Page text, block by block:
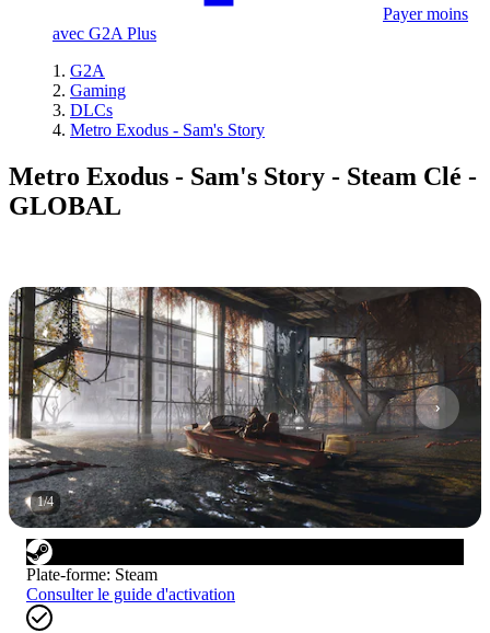
Payer moins
avec G2A Plus
G2A
Gaming
DLCs
Metro Exodus - Sam's Story
Metro Exodus - Sam's Story - Steam Clé -
GLOBAL
1/4
Plate-forme: Steam
Consulter le guide d'activation